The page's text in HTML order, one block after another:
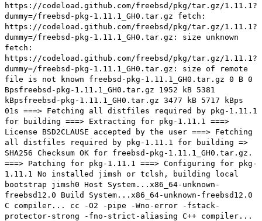
https://codeload.github.com/freebsd/pkg/tar.gz/1.11.1?
dummy=/freebsd-pkg-1.11.1_GH0.tar.gz fetch:
https://codeload.github.com/freebsd/pkg/tar.gz/1.11.1?
dummy=/freebsd-pkg-1.11.1_GH0.tar.gz: size unknown
fetch:
https://codeload.github.com/freebsd/pkg/tar.gz/1.11.1?
dummy=/freebsd-pkg-1.11.1_GH0.tar.gz: size of remote
file is not known freebsd-pkg-1.11.1_GH0.tar.gz 0 B 0
Bpsfreebsd-pkg-1.11.1_GH0.tar.gz 1952 kB 5381
kBpsfreebsd-pkg-1.11.1_GH0.tar.gz 3477 kB 5717 kBps
01s ===> Fetching all distfiles required by pkg-1.11.1
for building ===> Extracting for pkg-1.11.1 ===>
License BSD2CLAUSE accepted by the user ===> Fetching
all distfiles required by pkg-1.11.1 for building =>
SHA256 Checksum OK for freebsd-pkg-1.11.1_GH0.tar.gz.
===> Patching for pkg-1.11.1 ===> Configuring for pkg-
1.11.1 No installed jimsh or tclsh, building local
bootstrap jimsh0 Host System...x86_64-unknown-
freebsd12.0 Build System...x86_64-unknown-freebsd12.0
C compiler... cc -O2 -pipe -Wno-error -fstack-
protector-strong -fno-strict-aliasing C++ compiler...